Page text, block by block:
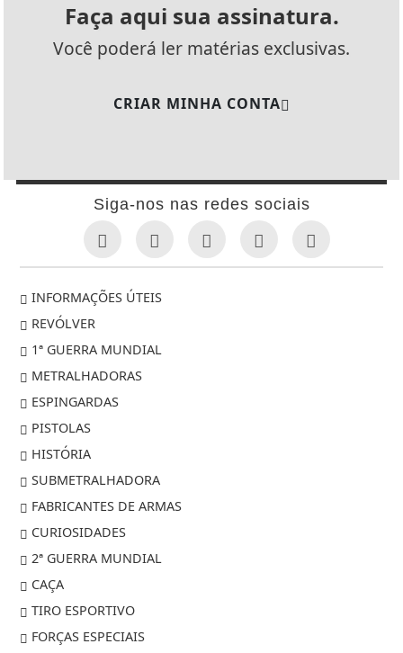
Faça aqui sua assinatura.
Você poderá ler matérias exclusivas.
CRIAR MINHA CONTA
Siga-nos nas redes sociais
INFORMAÇÕES ÚTEIS
REVÓLVER
1ª GUERRA MUNDIAL
METRALHADORAS
ESPINGARDAS
PISTOLAS
HISTÓRIA
SUBMETRALHADORA
FABRICANTES DE ARMAS
CURIOSIDADES
2ª GUERRA MUNDIAL
CAÇA
TIRO ESPORTIVO
FORÇAS ESPECIAIS